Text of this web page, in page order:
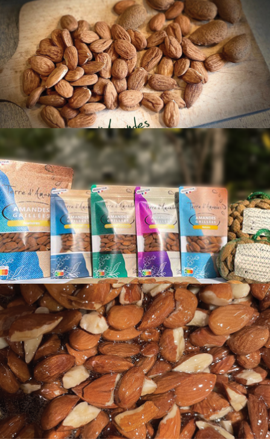
Découvrez notre
gamme sur la
boutique !
Découvrez nos sachets
d’amandes grillées !
Nouveau !
Découvrez notre
espace Recettes !